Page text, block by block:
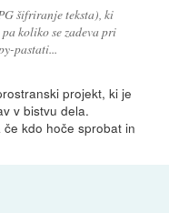
šifriranje teksta), ki
koliko se zadeva pri
pastati...
projekt, ki je
v bistvu dela.
kdo hoče sprobat in